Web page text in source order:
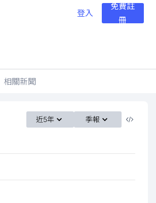
登入
免費註
冊
相關新聞
近5年 季報